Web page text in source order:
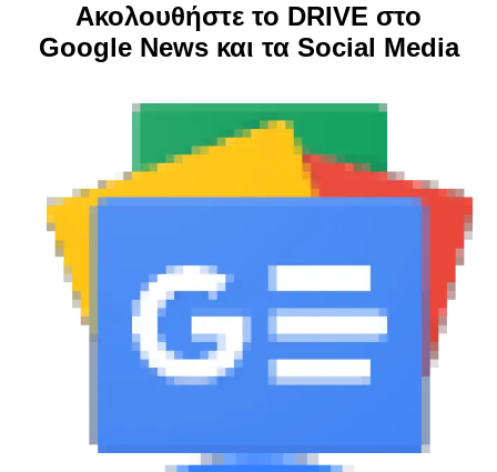
Ακολουθήστε το DRIVE στο
Google News και τα Social Media